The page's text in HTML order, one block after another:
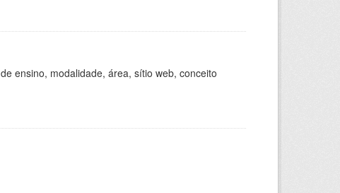
ensino, modalidade, área, sítio web, conceito